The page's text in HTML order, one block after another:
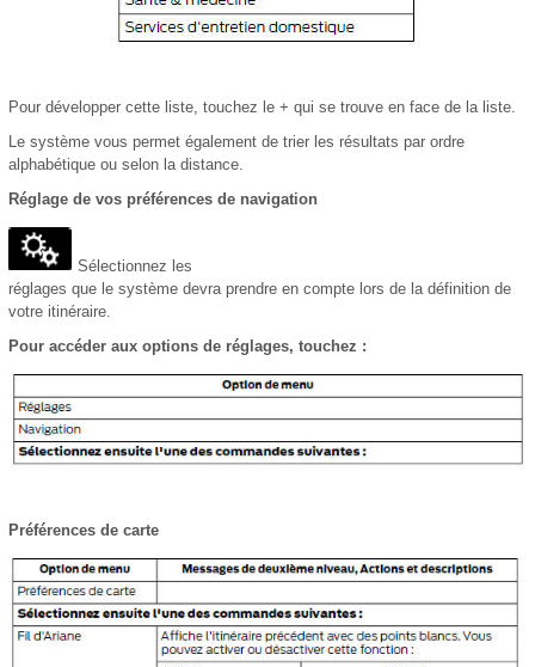
Pour développer cette liste, touchez le + qui se trouve en face de la liste.
Le système vous permet également de trier les résultats par ordre
alphabétique ou selon la distance.
Réglage de vos préférences de navigation
Sélectionnez les
réglages que le système devra prendre en compte lors de la définition de
votre itinéraire.
Pour accéder aux options de réglages, touchez :
Préférences de carte